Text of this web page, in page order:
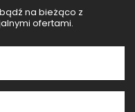
na bieżąco z
ofertami.